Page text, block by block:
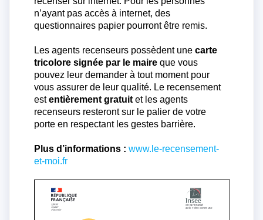
n’ayant pas accès à internet, des
questionnaires papier pourront être remis.
Les agents recenseurs possèdent une carte
tricolore signée par le maire que vous
pouvez leur demander à tout moment pour
vous assurer de leur qualité. Le recensement
estentièrement gratuit et les agents
recenseurs resteront sur le palier de votre
porte en respectant les gestes barrière.
Plus d’informations : www.le-recensement-
et-moi.fr